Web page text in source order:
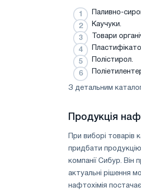
Паливно-
Каучуки.
Товари
Полістирол.
З детальним
Продукція
При виборі товарів
придбати продукцію
компанії Сибур. Він
актуальні рішення
нафтохімія